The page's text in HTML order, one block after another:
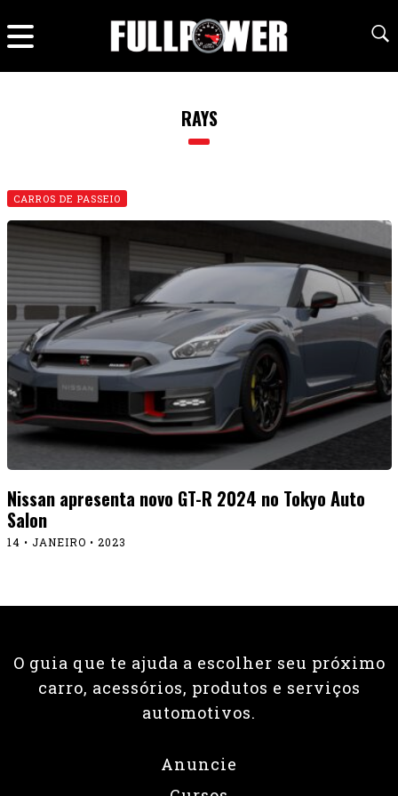
RAYS
CARROS DE PASSEIO
Nissan apresenta novo GT-R 2024 no Tokyo Auto
Salon
14 • JANEIRO • 2023
O guia que te ajuda a escolher seu próximo
carro, acessórios, produtos e serviços
automotivos.
Anuncie